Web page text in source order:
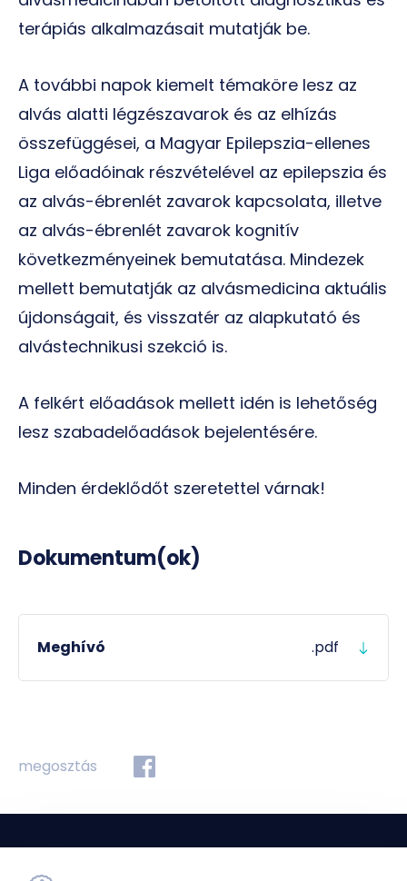
terápiás alkalmazásait mutatják be.
A további napok kiemelt témaköre lesz az
alvás alatti légzészavarok és az elhízás
összefüggései, a Magyar Epilepszia-ellenes
Liga előadóinak részvételével az epilepszia és
az alvás-ébrenlét zavarok kapcsolata, illetve
az alvás-ébrenlét zavarok kognitív
következményeinek bemutatása. Mindezek
mellett bemutatják az alvásmedicina aktuális
újdonságait, és visszatér az alapkutató és
alvástechnikusi szekció is.
A felkért előadások mellett idén is lehetőség
lesz szabadelőadások bejelentésére.
Minden érdeklődőt szeretettel várnak!
Dokumentum(ok)
Meghívó .pdf
megosztás